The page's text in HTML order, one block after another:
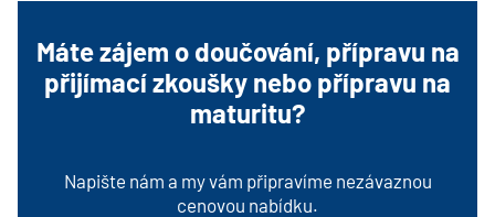
Máte zájem o doučování, přípravu na
přijímací zkoušky nebo přípravu na
maturitu?
Napište nám a my vám připravíme nezávaznou
cenovou nabídku.